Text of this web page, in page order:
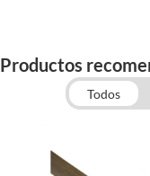
Productos
Todos